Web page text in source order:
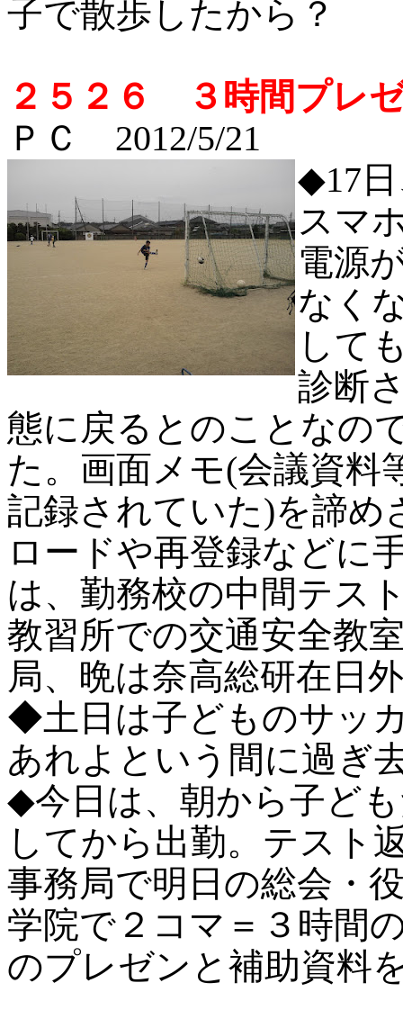
子で散歩したから？
２５２６ ３時間プレ
ＰＣ 2012/5/21
◆17
スマ
電源
なく
して
診断
態に戻るとのことなの
た。画面メモ(会議資料
記録されていた)を諦
ロードや再登録などに
は、勤務校の中間テス
教習所での交通安全教
局、晩は奈高総研在日
◆土日は子どものサッ
あれよという間に過ぎ
◆今日は、朝から子ど
してから出勤。テスト
事務局で明日の総会・
学院で２コマ＝３時間
のプレゼンと補助資料